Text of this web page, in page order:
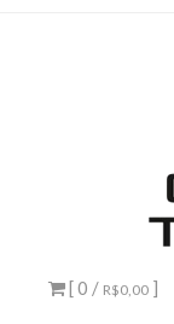
[ 0 / R$0,00 ]